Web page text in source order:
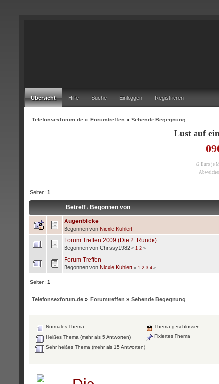
Übersicht Hilfe Suche Einloggen Registrieren
Telefonsexforum.de » Forumtreffen » Sehende Begegnung
Lust auf
(2 Euro je
Seiten:1
Betreff /Begonnen von
Augenblicke
Begonnen von Nicole Kuhlert
Forum Treffen 2009 (Die 2. Runde)
Begonnen von Chrissy1982 « 1 2 »
Forum Treffen
Begonnen von Nicole Kuhlert « 1 2 3 4 »
Seiten:1
Telefonsexforum.de » Forumtreffen » Sehende Begegnung
Normales Thema
Heißes Thema (mehr als 5 Antworten)
Sehr heißes Thema (mehr als 15 Antworten)
Thema geschlossen
Fixiertes Thema